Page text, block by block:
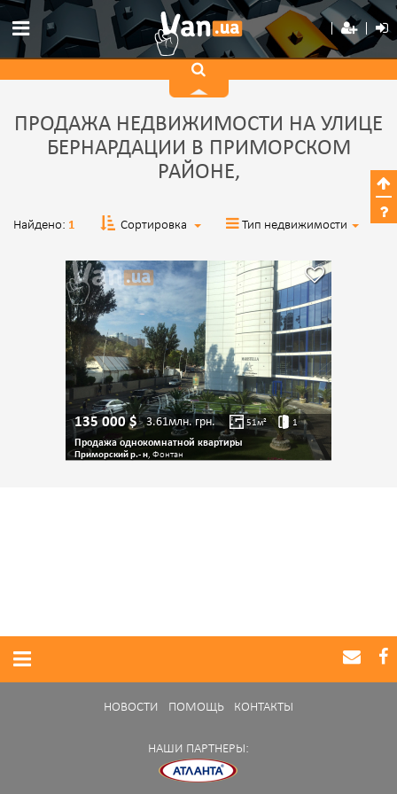
ПРОДАЖА НЕДВИЖИМОСТИ НА УЛИЦЕ
БЕРНАРДАЦИИ В ПРИМОРСКОМ
РАЙОНЕ,
Найдено: 1 Сортировка Тип недвижимости
135 000$ 3.61млн.грн. 51м² 1
Продажа однокомнатной квартиры
Приморский р.- н, Фонтан
НОВОСТИ ПОМОЩЬ КОНТАКТЫ
НАШИ ПАРТНЕРЫ: